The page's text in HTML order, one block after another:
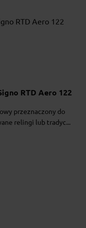
RTD Aero 122
przeznaczony do
relingi lub tradyc...